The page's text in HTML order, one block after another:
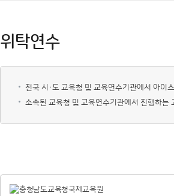
학교맞춤 예산견적
쌤바
위탁연수
전국 시·도 교육청 및 교육연수기관에서 아이
소속된 교육청 및 교육연수기관에서 진행하는